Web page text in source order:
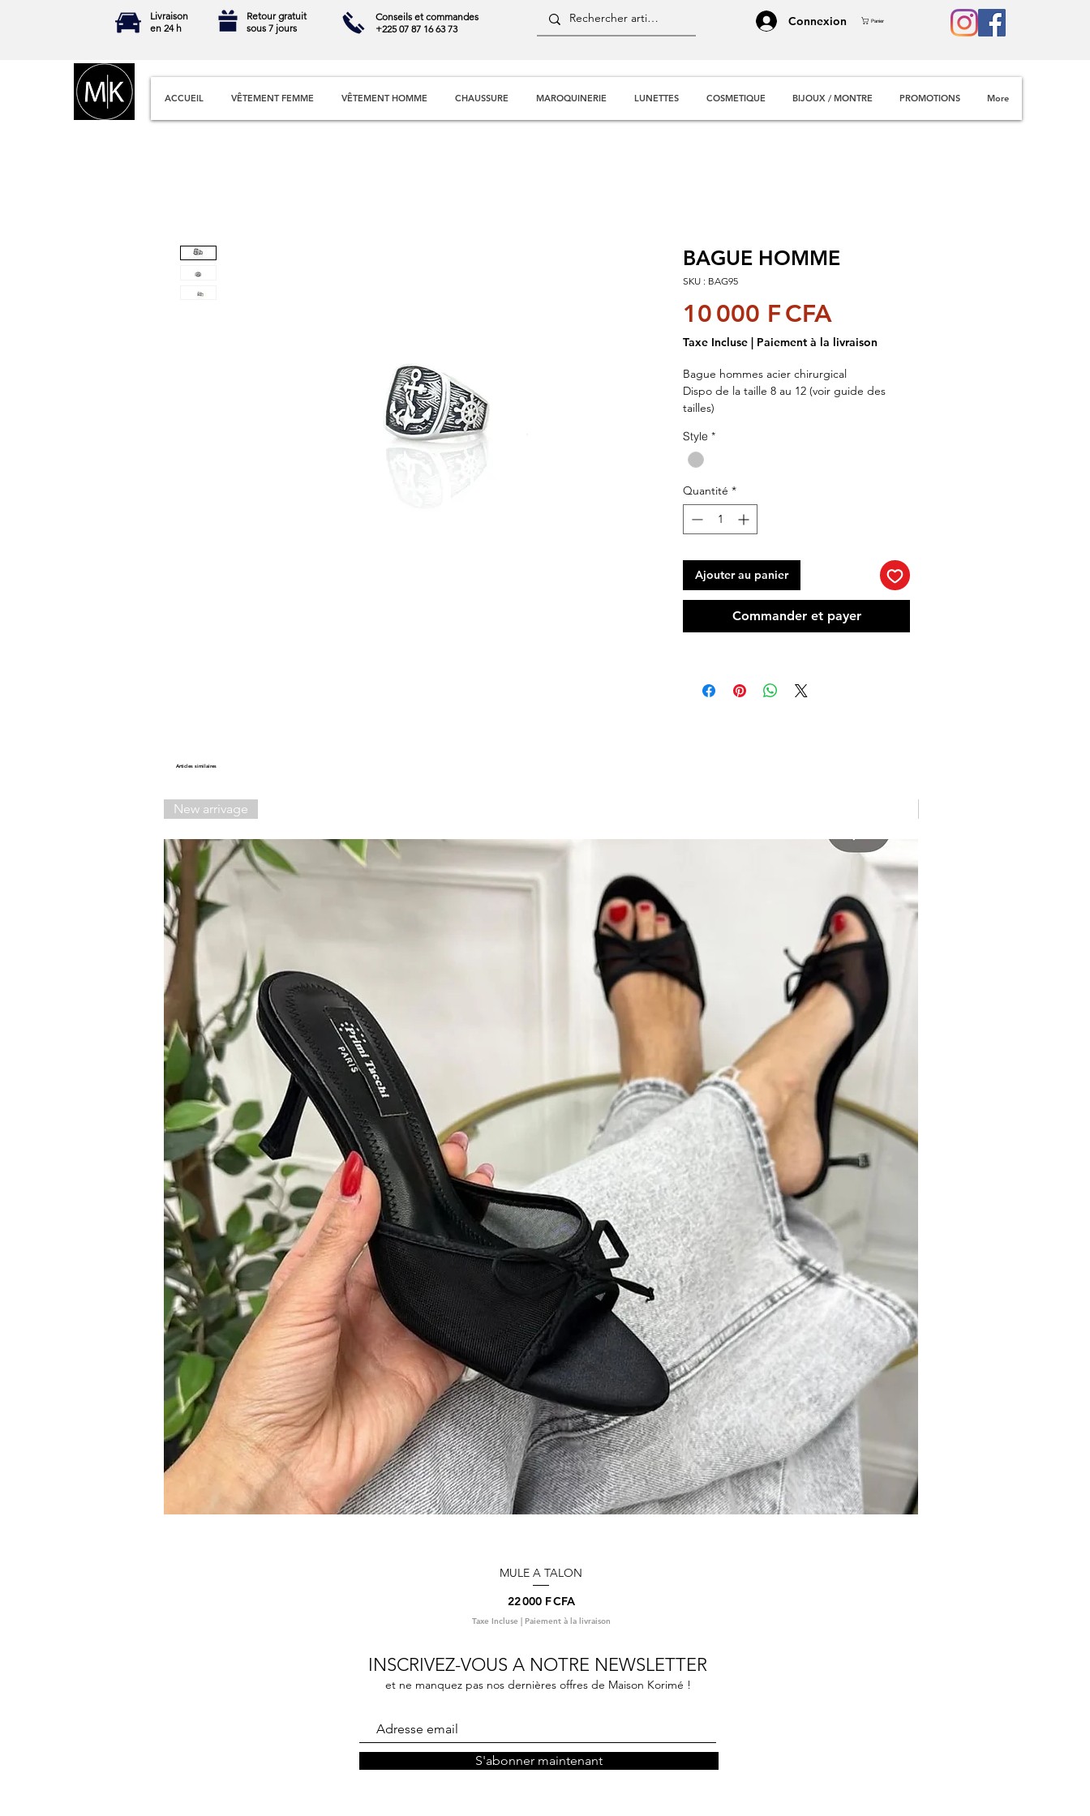
Livraison
en 24 h
Retour gratuit
sous 7 jours
Conseils et commandes
+225 07 87 16 63 73
Connexion Panier
ACCUEIL VÊTEMENT FEMME VÊTEMENT HOMME CHAUSSURE MAROQUINERIE LUNETTES COSMETIQUE BIJOUX / MONTRE PROMOTIONS More
BAGUE HOMME
SKU : BAG95
10 000 F CFA
Taxe Incluse | Paiement à la livraison
Bague hommes acier chirurgical
Dispo de la taille 8 au 12 (voir guide des
tailles)
Style *
Quantité *
Ajouter au panier
Commander et payer
Articles similaires
Aperçu rapide
New arrivage
MULE A TALON
Prix
22 000 F CFA
Taxe Incluse| Paiement à la livraison
INSCRIVEZ-VOUS A NOTRE NEWSLETTER
et ne manquez pas nos dernières offres de Maison Korimé !
S'abonner maintenant